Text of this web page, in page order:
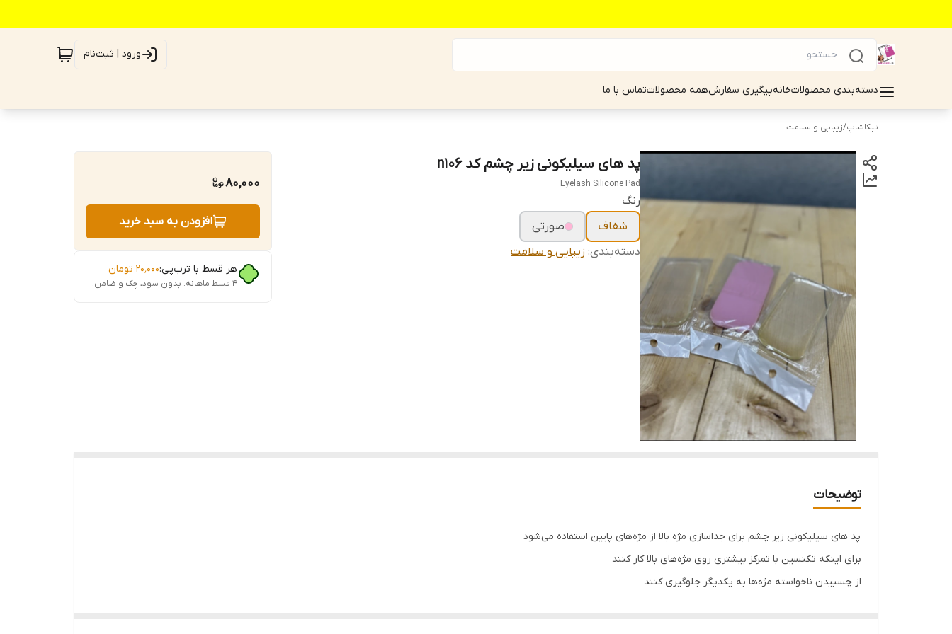
ورود | ثبت‌نام
دسته‌بندی محصولاتخانهپیگیری سفارشهمه محصولاتتماس با ما
نیکاشاپ/زیبایی و سلامت
پد های سیلیکونی زیر چشم کد n106
Eyelash Silicone Pad
رنگ
شفاف
صورتی
دسته‌بندی: زیبایی و سلامت
80,000
افزودن به سبد خرید
هر قسط با ترب‌پی:۲۰٬۰۰۰ تومان
۴ قسط ماهانه. بدون سود، چک و ضامن.
توضیحات
پد های سیلیکونی زیر چشم برای جداسازی مژه بالا از مژه‌های پایین استفاده می‌شود
برای اینکه تکنسین با تمرکز بیشتری روی مژه‌های بالا کار کنند
از چسبیدن ناخواسته مژه‌ها به یکدیگر جلوگیری کنند